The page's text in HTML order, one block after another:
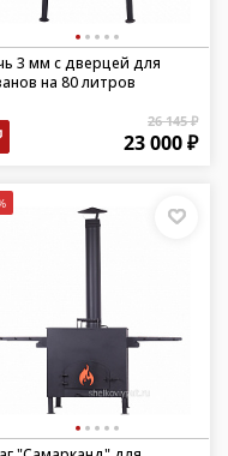
3 мм с дверцей для
на 80 литров
26 145 ₽
23 000 ₽